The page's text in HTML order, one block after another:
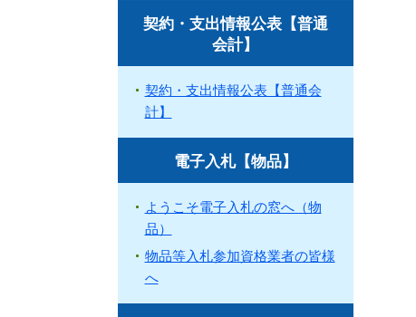
契約・支出情報公表【普通
会計】
契約・支出情報公表【普通会
計】
電子入札【物品】
ようこそ電子入札の窓へ（物
品）
物品等入札参加資格業者の皆様
へ